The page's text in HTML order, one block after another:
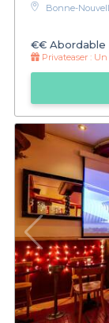
Bonne-
€€ Abordable
Privateaser : Un